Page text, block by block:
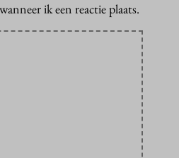
ik een reactie plaats.